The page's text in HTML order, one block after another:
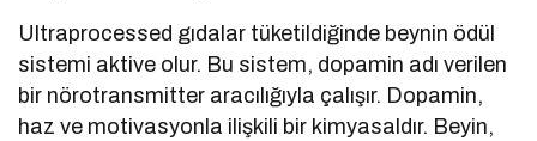
Ultraprocessed gıdalar tüketildiğinde beynin ödül
sistemi aktive olur. Bu sistem, dopamin adı verilen
bir nörotransmitter aracılığıyla çalışır. Dopamin,
haz ve motivasyonla ilişkili bir kimyasaldır. Beyin,